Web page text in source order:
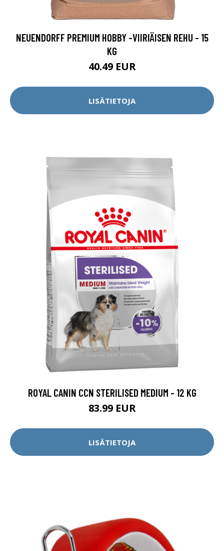
NEUENDORFF PREMIUM HOBBY -VIIRIÄISEN REHU - 15
KG
40.49 EUR
LISÄTIETOJA
ROYAL CANIN CCN STERILISED MEDIUM - 12 KG
83.99 EUR
LISÄTIETOJA